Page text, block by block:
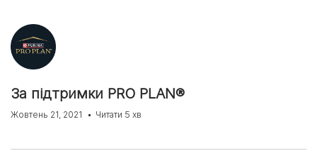
За підтримки PRO PLAN®
Жовтень 21, 2021 Читати 5 хв